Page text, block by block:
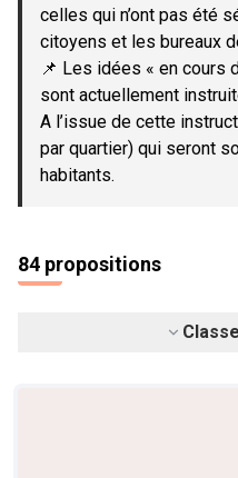
celles qui n’ont pas été
citoyens et les bureaux
📌 Les idées « en cours
sont actuellement
A l’issue de cette
par quartier) qui seront
habitants.
84 propositions